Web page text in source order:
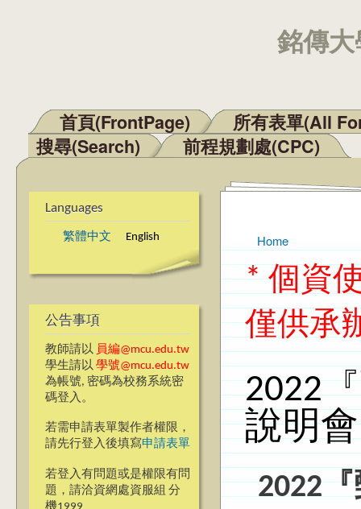
銘傳
Main menu
首頁(FrontPage)
所有表單(All
搜尋(Search)
前程規劃處(CPC)
Languages
繁體中文 English
公告事項
教師請以 員編@mcu.edu.tw
學生請以 學號@mcu.edu.tw
為帳號, 密碼為校務系統密
碼登入。
若需申請表單製作者權限，
請先行登入後填寫申請表單
若登入有問題或是權限有問
題，請洽資網處資服組 分
You are here
Home
* 個資
僅供承
2022
說明
2022